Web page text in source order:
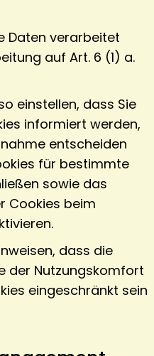
Daten verarbeitet
auf Art. 6 (1) a.
einstellen, dass Sie
informiert werden,
entscheiden
für bestimmte
sowie das
Cookies beim
dass die
der Nutzungskomfort
eingeschränkt sein